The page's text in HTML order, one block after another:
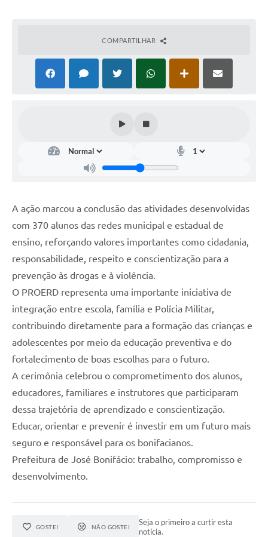
COMPARTILHAR
A ação marcou a conclusão das atividades desenvolvidas
com 370 alunos das redes municipal e estadual de
ensino, reforçando valores importantes como cidadania,
responsabilidade, respeito e conscientização para a
prevenção às drogas e à violência.
O PROERD representa uma importante iniciativa de
integração entre escola, família e Polícia Militar,
contribuindo diretamente para a formação das crianças e
adolescentes por meio da educação preventiva e do
fortalecimento de boas escolhas para o futuro.
A cerimônia celebrou o comprometimento dos alunos,
educadores, familiares e instrutores que participaram
dessa trajetória de aprendizado e conscientização.
Educar, orientar e prevenir é investir em um futuro mais
seguro e responsável para os bonifacianos.
Prefeitura de José Bonifácio: trabalho, compromisso e
desenvolvimento.
GOSTEI NÃO GOSTEI
Seja o primeiro a curtir esta
notícia.